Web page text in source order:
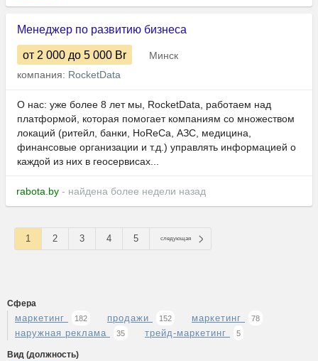
Менеджер по развитию бизнеса
от 2 000 до 5 000 Br
Минск
компания: RocketData
О нас: уже более 8 лет мы, RocketData, работаем над
платформой, которая помогает компаниям со множеством
локаций (ритейл, банки, HoReCa, АЗС, медицина,
финансовые организации и т.д.) управлять информацией о
каждой из них в геосервисах...
rabota.by - найдена более недели назад
1 2 3 4 5 следующая
Сфера
маркетинг 182 продажи 152 маркетинг 78
наружная реклама 35 трейд-маркетинг 5
Вид (должность)